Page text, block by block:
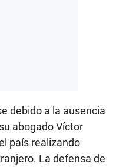
debido a la ausencia
abogado Víctor
país realizando
La defensa de